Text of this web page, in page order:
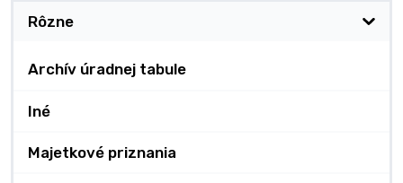
Rôzne
Archív úradnej tabule
Iné
Majetkové priznania